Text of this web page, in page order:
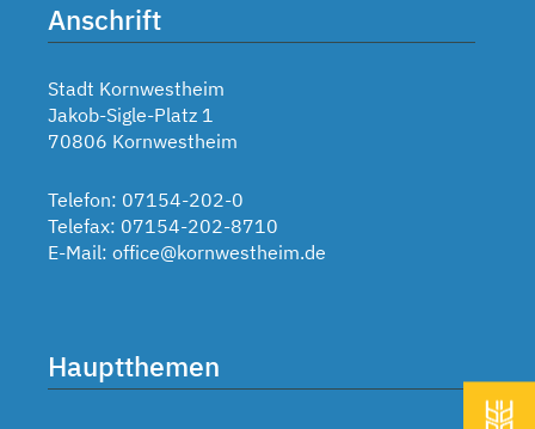
Anschrift
Stadt Kornwestheim
Jakob-Sigle-Platz 1
70806 Kornwestheim
Telefon: 07154-202-0
Telefax: 07154-202-8710
E-Mail: office@kornwestheim.de
Hauptthemen